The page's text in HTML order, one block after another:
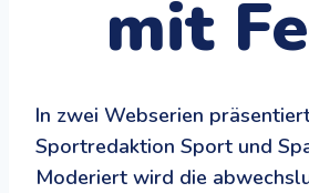
mit
In zwei Webserien
Sportredaktion Sport und
Moderiert wird die